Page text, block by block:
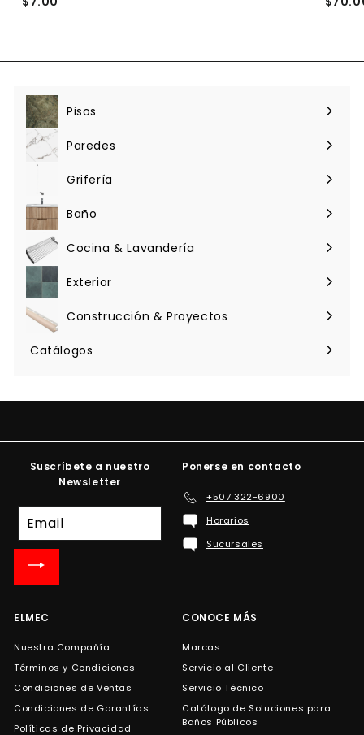
Pisos
Expandir
menú Paredes
Expandir
Grifería
Expandir
menú Baño
Expandir
menú Cocina & Lavandería
Expandir
Exterior
Expandir
menú Construcción & Proyectos
Expandir
menú
Catálogos
Suscríbete a nuestro
Newsletter
nuestra
lista
Ponerse en contacto
+507 322-6900
Horarios
Sucursales
ELMEC
Nuestra Compañía
Términos y Condiciones
Condiciones de Ventas
Condiciones de Garantías
Políticas de Privacidad
CONOCE MÁS
Marcas
Servicio al Cliente
Servicio Técnico
Catálogo de Soluciones para
Baños Públicos